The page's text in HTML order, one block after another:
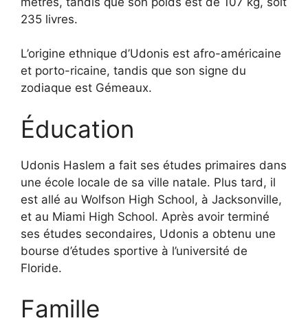
235 livres.
L’origine ethnique d’Udonis est afro-américaine
et porto-ricaine, tandis que son signe du
zodiaque est Gémeaux.
Éducation
Udonis Haslem a fait ses études primaires dans
une école locale de sa ville natale. Plus tard, il
est allé au Wolfson High School, à Jacksonville,
et au Miami High School. Après avoir terminé
ses études secondaires, Udonis a obtenu une
bourse d’études sportive à l’université de
Floride.
Famille